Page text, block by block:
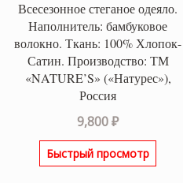
Всесезонное стеганое одеяло.
Наполнитель: бамбуковое
волокно. Ткань: 100% Хлопок-
Сатин. Производство: ТМ
«NATURE’S» («Натурес»),
Россия
9,800₽
Быстрый просмотр